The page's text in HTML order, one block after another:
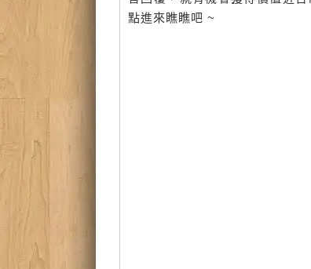
點進來瞧瞧吧 ~